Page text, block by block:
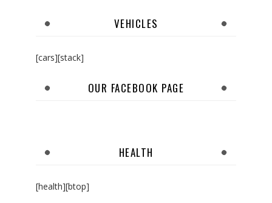
VEHICLES
[cars][stack]
OUR FACEBOOK PAGE
HEALTH
[health][btop]